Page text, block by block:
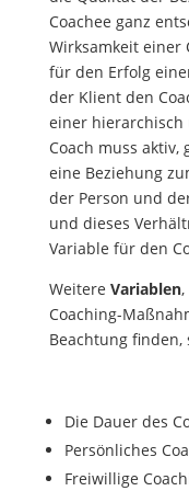
Coachee ganz
Wirksamkeit einer
für den Erfolg
der Klient den
einer hierarchisch
Coach muss
eine Beziehung
der Person und
und dieses
Variable für den
Weitere Variablen,
Coaching-
Beachtung
Die Dauer des
Persönliches
Freiwillige